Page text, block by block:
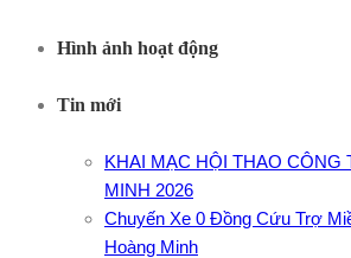
Hình ảnh hoạt động
Tin mới
KHAI MẠC HỘI THAO CÔNG
MINH 2026
Chuyến Xe 0 Đồng Cứu Trợ
Hoàng Minh